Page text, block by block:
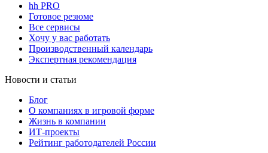
hh PRO
Готовое резюме
Все сервисы
Хочу у вас работать
Производственный календарь
Экспертная рекомендация
Новости и статьи
Блог
О компаниях в игровой форме
Жизнь в компании
ИТ-проекты
Рейтинг работодателей России